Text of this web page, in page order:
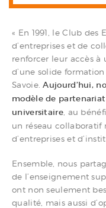
« En 1991, le Club des
d’entreprises et de
renforcer leur accès à
d’une solide
Savoie.Aujourd’hui,
modèle de
universitaire, au
un réseau collaboratif
d’entreprises et
Ensemble, nous
de l’enseignement
ont non seulement
qualité, mais aussi